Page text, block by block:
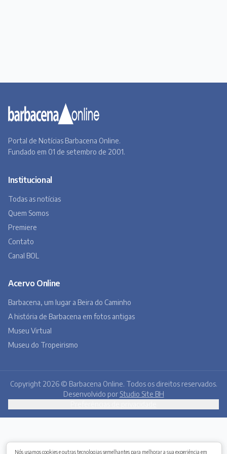
Nós usamos cookies e outras tecnologias semelhantes para melhorar a sua experiência em
Fundado em 01 de setembro de 2001.
Institucional
Premiere
Canal BOL